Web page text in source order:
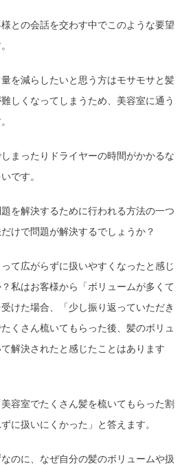
との会話を交わす中でこのような要望
を減らしたいと思う方はモサモサと髪
しくなってしまうため、美容室に通う
まったりドライヤーの時間がかかるな
です。
を解決するために行われる方法の一つ
けで問題が解決するでしょうか？
て広がらずに扱いやすくなったと感じ
私はお客様から「ボリュームが多くて
けた場合、「少し振り返っていただき
くさん梳いてもらった後、髪のボリュ
解決されたと感じたことはあります
容室でたくさん髪を梳いてもらった割
に扱いにくかった」と答えます。
のに、なぜ自分の髪のボリュームや扱